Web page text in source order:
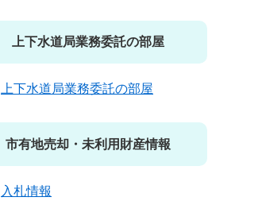
上下水道局業務委託の部屋
上下水道局業務委託の部屋
市有地売却・未利用財産情報
入札情報